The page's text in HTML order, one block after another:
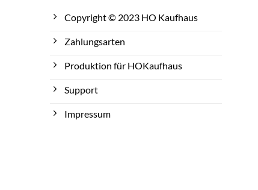
Copyright © 2023 HO Kaufhaus
Zahlungsarten
Produktion für HOKaufhaus
Support
Impressum